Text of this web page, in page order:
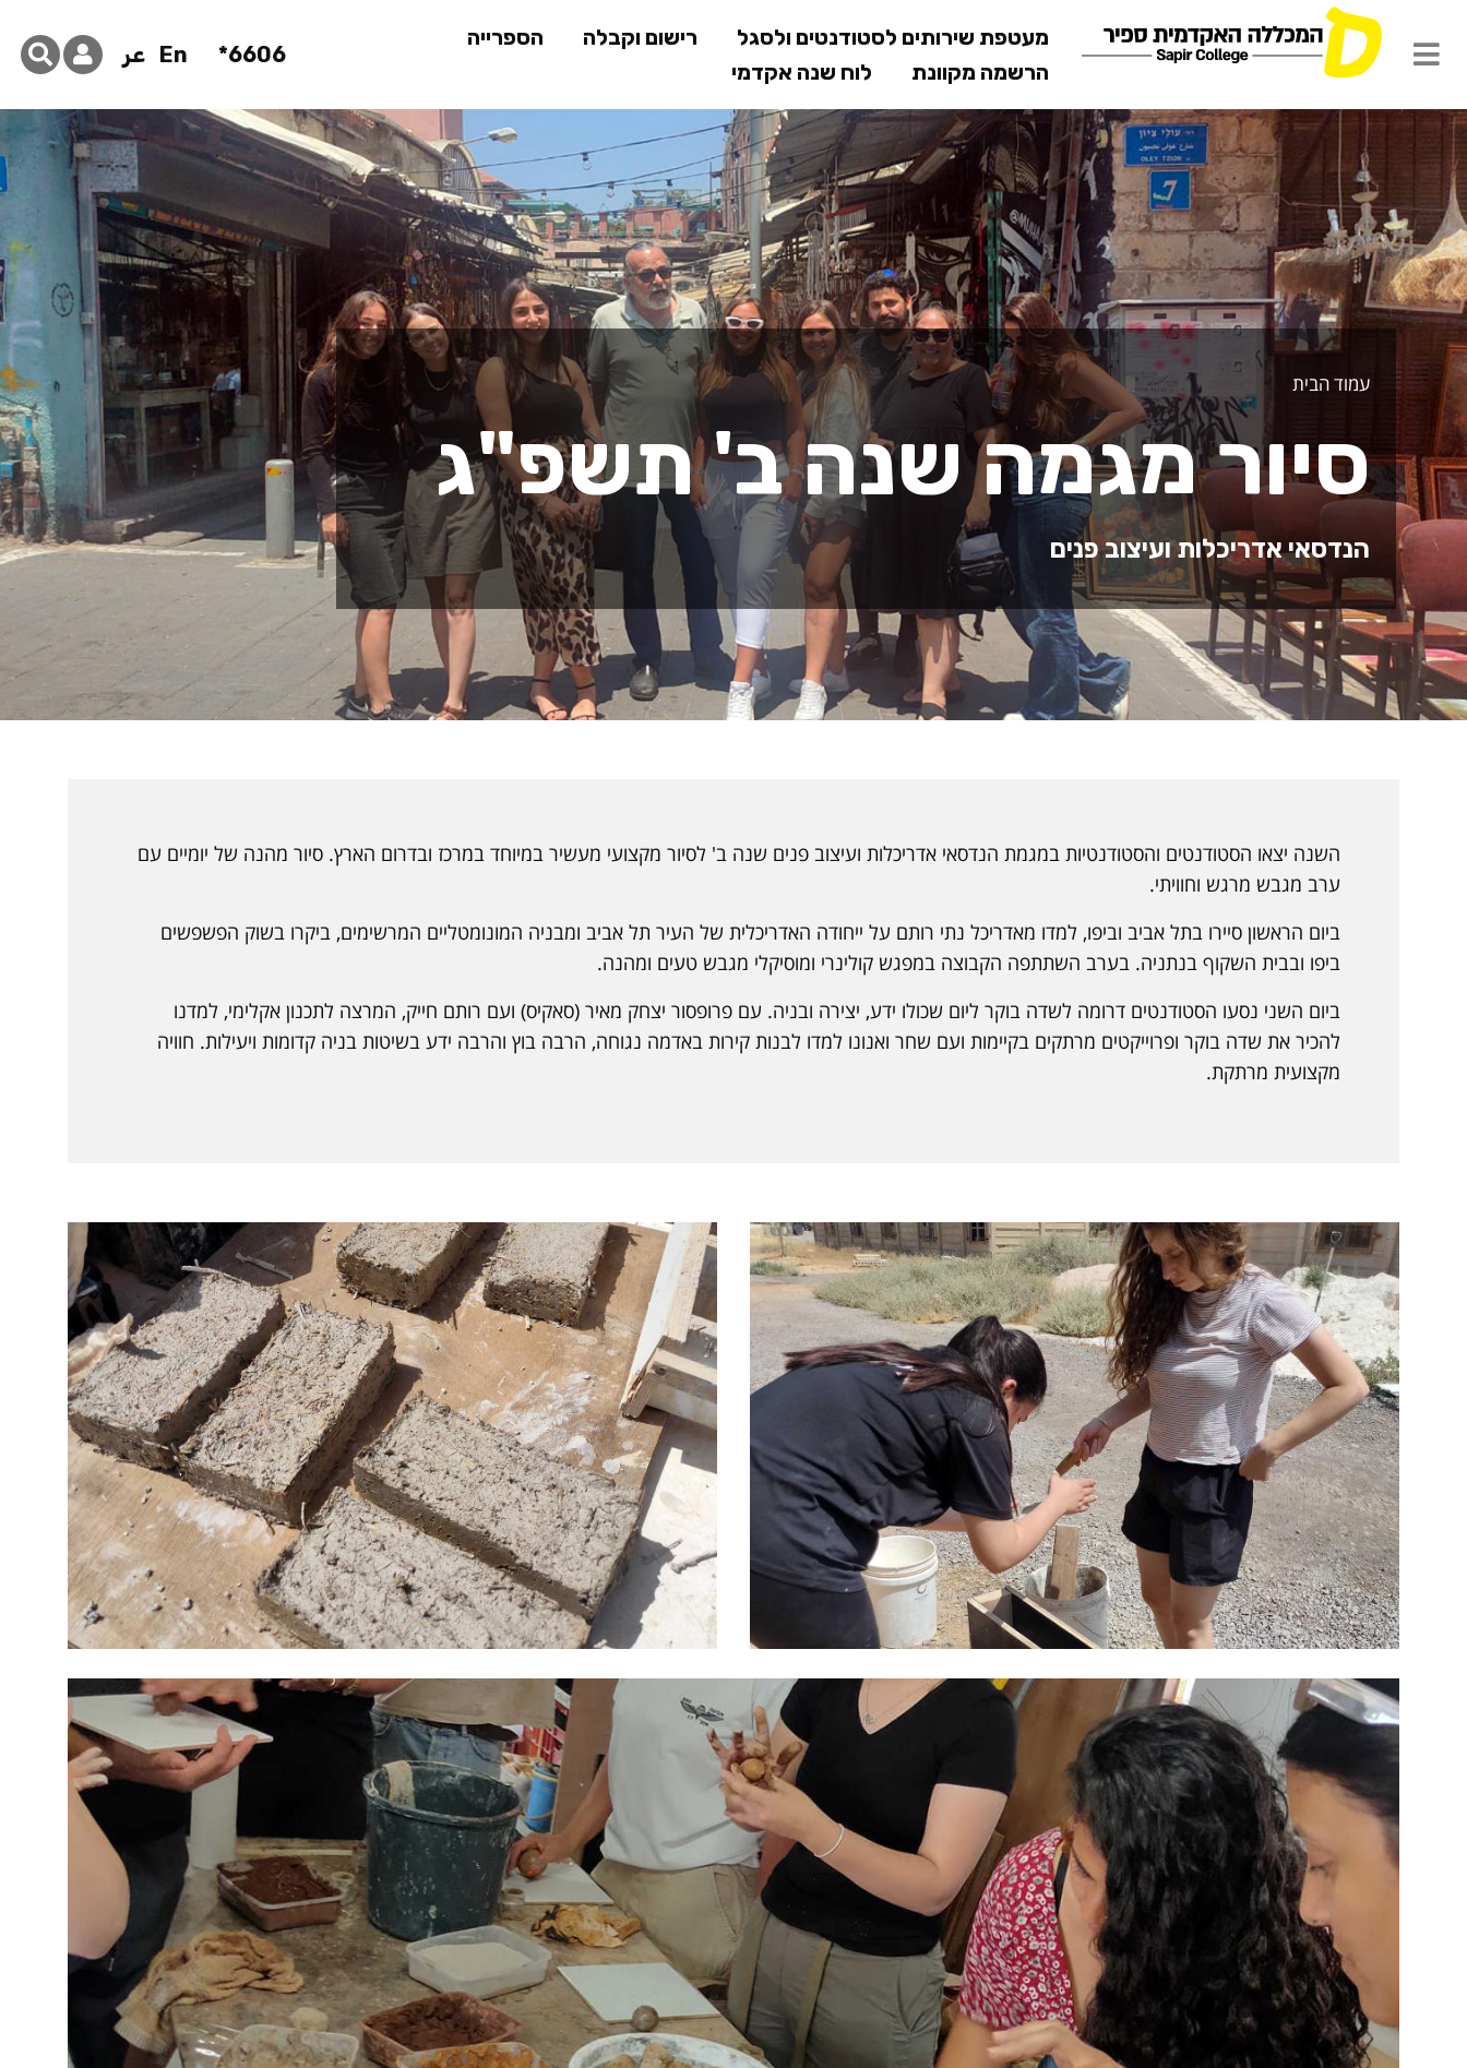
לתוכן
המרכזי
מעטפת שירותים לסטודנטים ולסגל רישום וקבלה
הספרייה
הרשמה מקוונת
לוח שנה אקדמי
6606*
En عر
עמוד הבית
סיור מגמה שנה ב' תשפ"ג
הנדסאי אדריכלות ועיצוב פנים
השנה יצאו הסטודנטים והסטודנטיות במגמת הנדסאי אדריכלות ועיצוב פנים שנה ב' לסיור מקצועי מעשיר במיוחד במרכז ובדרום הארץ. סיור מהנה של יומיים עם
ערב מגבש מרגש וחוויתי.
ביום הראשון סיירו בתל אביב וביפו, למדו מאדריכל נתי רותם על ייחודה האדריכלית של העיר תל אביב ומבניה המונומטליים המרשימים, ביקרו בשוק הפשפשים
ביפו ובבית השקוף בנתניה. בערב השתתפה הקבוצה במפגש קולינרי ומוסיקלי מגבש טעים ומהנה.
ביום השני נסעו הסטודנטים דרומה לשדה בוקר ליום שכולו ידע, יצירה ובניה. עם פרופסור יצחק מאיר (סאקיס) ועם רותם חייק, המרצה לתכנון אקלימי, למדנו
להכיר את שדה בוקר ופרוייקטים מרתקים בקיימות ועם שחר ואנונו למדו לבנות קירות באדמה נגוחה, הרבה בוץ והרבה ידע בשיטות בניה קדומות ויעילות. חוויה
מקצועית מרתקת.